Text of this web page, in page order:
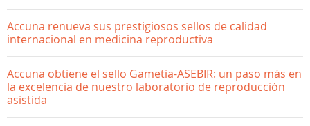
Accuna renueva sus prestigiosos sellos de calidad
internacional en medicina reproductiva
Accuna obtiene el sello Gametia-ASEBIR: un paso más en
la excelencia de nuestro laboratorio de reproducción
asistida